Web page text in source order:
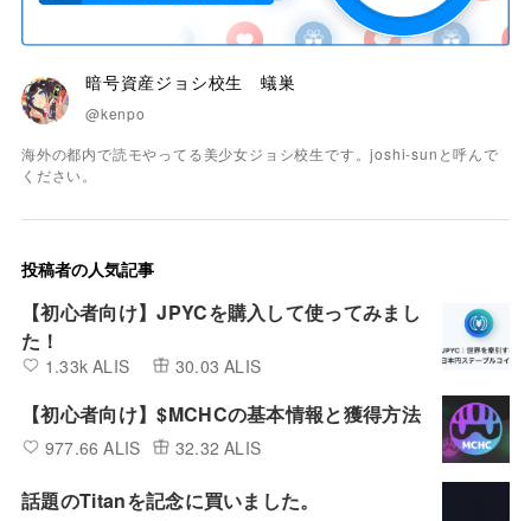
暗号資産ジョシ校生 蟻巣
@kenpo
海外の都内で読モやってる美少女ジョシ校生です。joshi-sunと呼んで
ください。
投稿者の人気記事
【初心者向け】JPYCを購入して使ってみまし
た！
1.33k ALIS 30.03 ALIS
【初心者向け】$MCHCの基本情報と獲得方法
977.66 ALIS 32.32 ALIS
話題のTitanを記念に買いました。